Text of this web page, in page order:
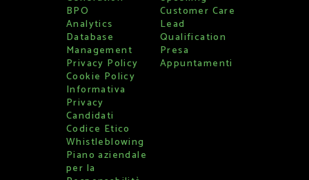
BPO
Analytics
Database
Management
Privacy Policy
Cookie Policy
Informativa
Privacy
Candidati
Codice Etico
Whistleblowing
Piano aziendale
per la
Customer Care
Lead
Qualification
Presa
Appuntamenti